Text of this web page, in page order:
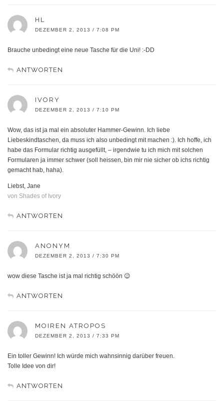
HL
DEZEMBER 2, 2013 / 7:08 PM
Brauche unbedingt eine neue Tasche für die Uni! :-DD
ANTWORTEN
IVORY
DEZEMBER 2, 2013 / 7:10 PM
Wow, das ist ja mal ein absoluter Hammer-Gewinn. Ich liebe
Liebeskindtaschen, da muss ich also unbedingt mit machen :). Ich hoffe, ich
habe das Formular richtig ausgefüllt, – irgendwie tu ich mich mit solchen
Formularen ja immer schwer (soll heissen, bin mir nie sicher ob ichs richtig
gemacht hab, haha).
Liebst, Jane
von Shades of Ivory
ANTWORTEN
ANONYM
DEZEMBER 2, 2013 / 7:30 PM
wow diese Tasche ist ja mal richtig schöön 😉
ANTWORTEN
MOIREN ATROPOS
DEZEMBER 2, 2013 / 7:33 PM
Ein toller Gewinn! Ich würde mich wahnsinnig darüber freuen.
Tolle Idee von dir!
ANTWORTEN